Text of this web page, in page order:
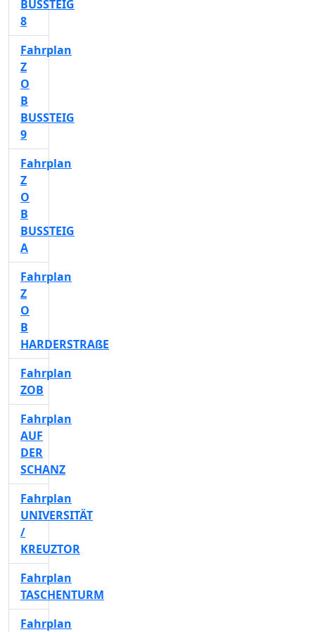
BUSSTEIG
8
Fahrplan
Z
O
B
BUSSTEIG
9
Fahrplan
Z
O
B
BUSSTEIG
A
Fahrplan
Z
O
B
HARDERSTRAßE
Fahrplan
ZOB
Fahrplan
AUF
DER
SCHANZ
Fahrplan
UNIVERSITÄT
/
KREUZTOR
Fahrplan
TASCHENTURM
Fahrplan